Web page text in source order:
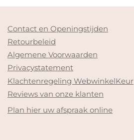
Contact en Openingstijden
Retourbeleid
Algemene Voorwaarden
Privacystatement
Klachtenregeling WebwinkelKeur
Reviews van onze klanten
Plan hier uw afspraak online